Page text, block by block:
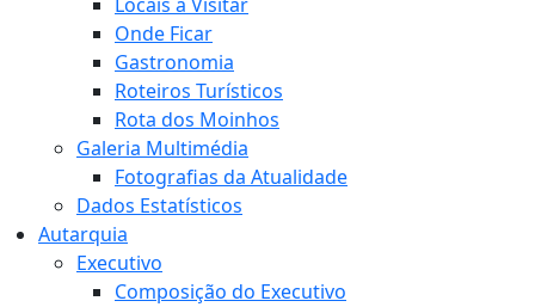
Locais a Visitar
Onde Ficar
Gastronomia
Roteiros Turísticos
Rota dos Moinhos
Galeria Multimédia
Fotografias da Atualidade
Dados Estatísticos
Autarquia
Executivo
Composição do Executivo